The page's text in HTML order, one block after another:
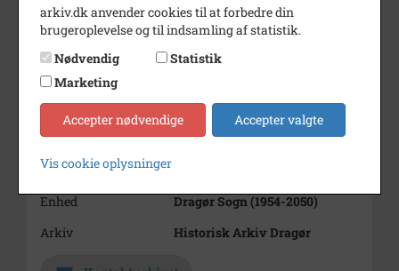
Dateringsnote
Pinsen 1920
Størrelse
Materiale
s/h positiv
Se på kort
Type
Enhed
Dragør Sogn (1954-2050)
Arkiv
Historisk Arkiv Dragør
arkiv.dk anvender cookies til at forbedre din
brugeroplevelse og til indsamling af statistik.
Nødvendig
Statistik
Marketing
Accepter nødvendige Accepter valgte
Vis cookie oplysninger